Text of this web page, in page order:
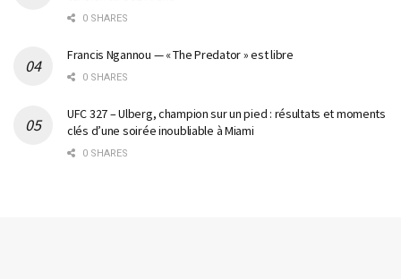
0 SHARES
Francis Ngannou — « The Predator » est libre
0 SHARES
UFC 327 – Ulberg, champion sur un pied : résultats et moments
clés d’une soirée inoubliable à Miami
0 SHARES